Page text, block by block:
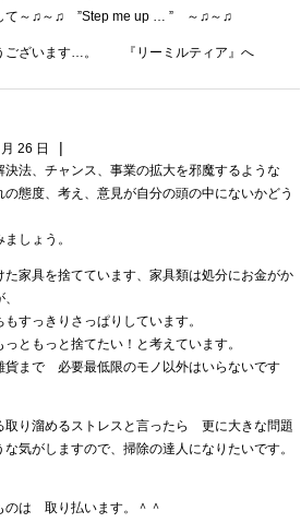
て～♫～♫ ”Step me up … ” ～♫～♫
ございます…。 『リーミルティア』へ
26 日 |
決法、チャンス、事業の拡大を邪魔するような
の態度、考え、意見が自分の頭の中にないかどう
しょう。
た家具を捨てています、家具類は処分にお金がか
もすっきりさっぱりしています。
っともっと捨てたい！と考えています。
貨まで 必要最低限のモノ以外はいらないです
取り溜めるストレスと言ったら 更に大きな問題
な気がしますので、掃除の達人になりたいです。
のは 取り払います。＾＾